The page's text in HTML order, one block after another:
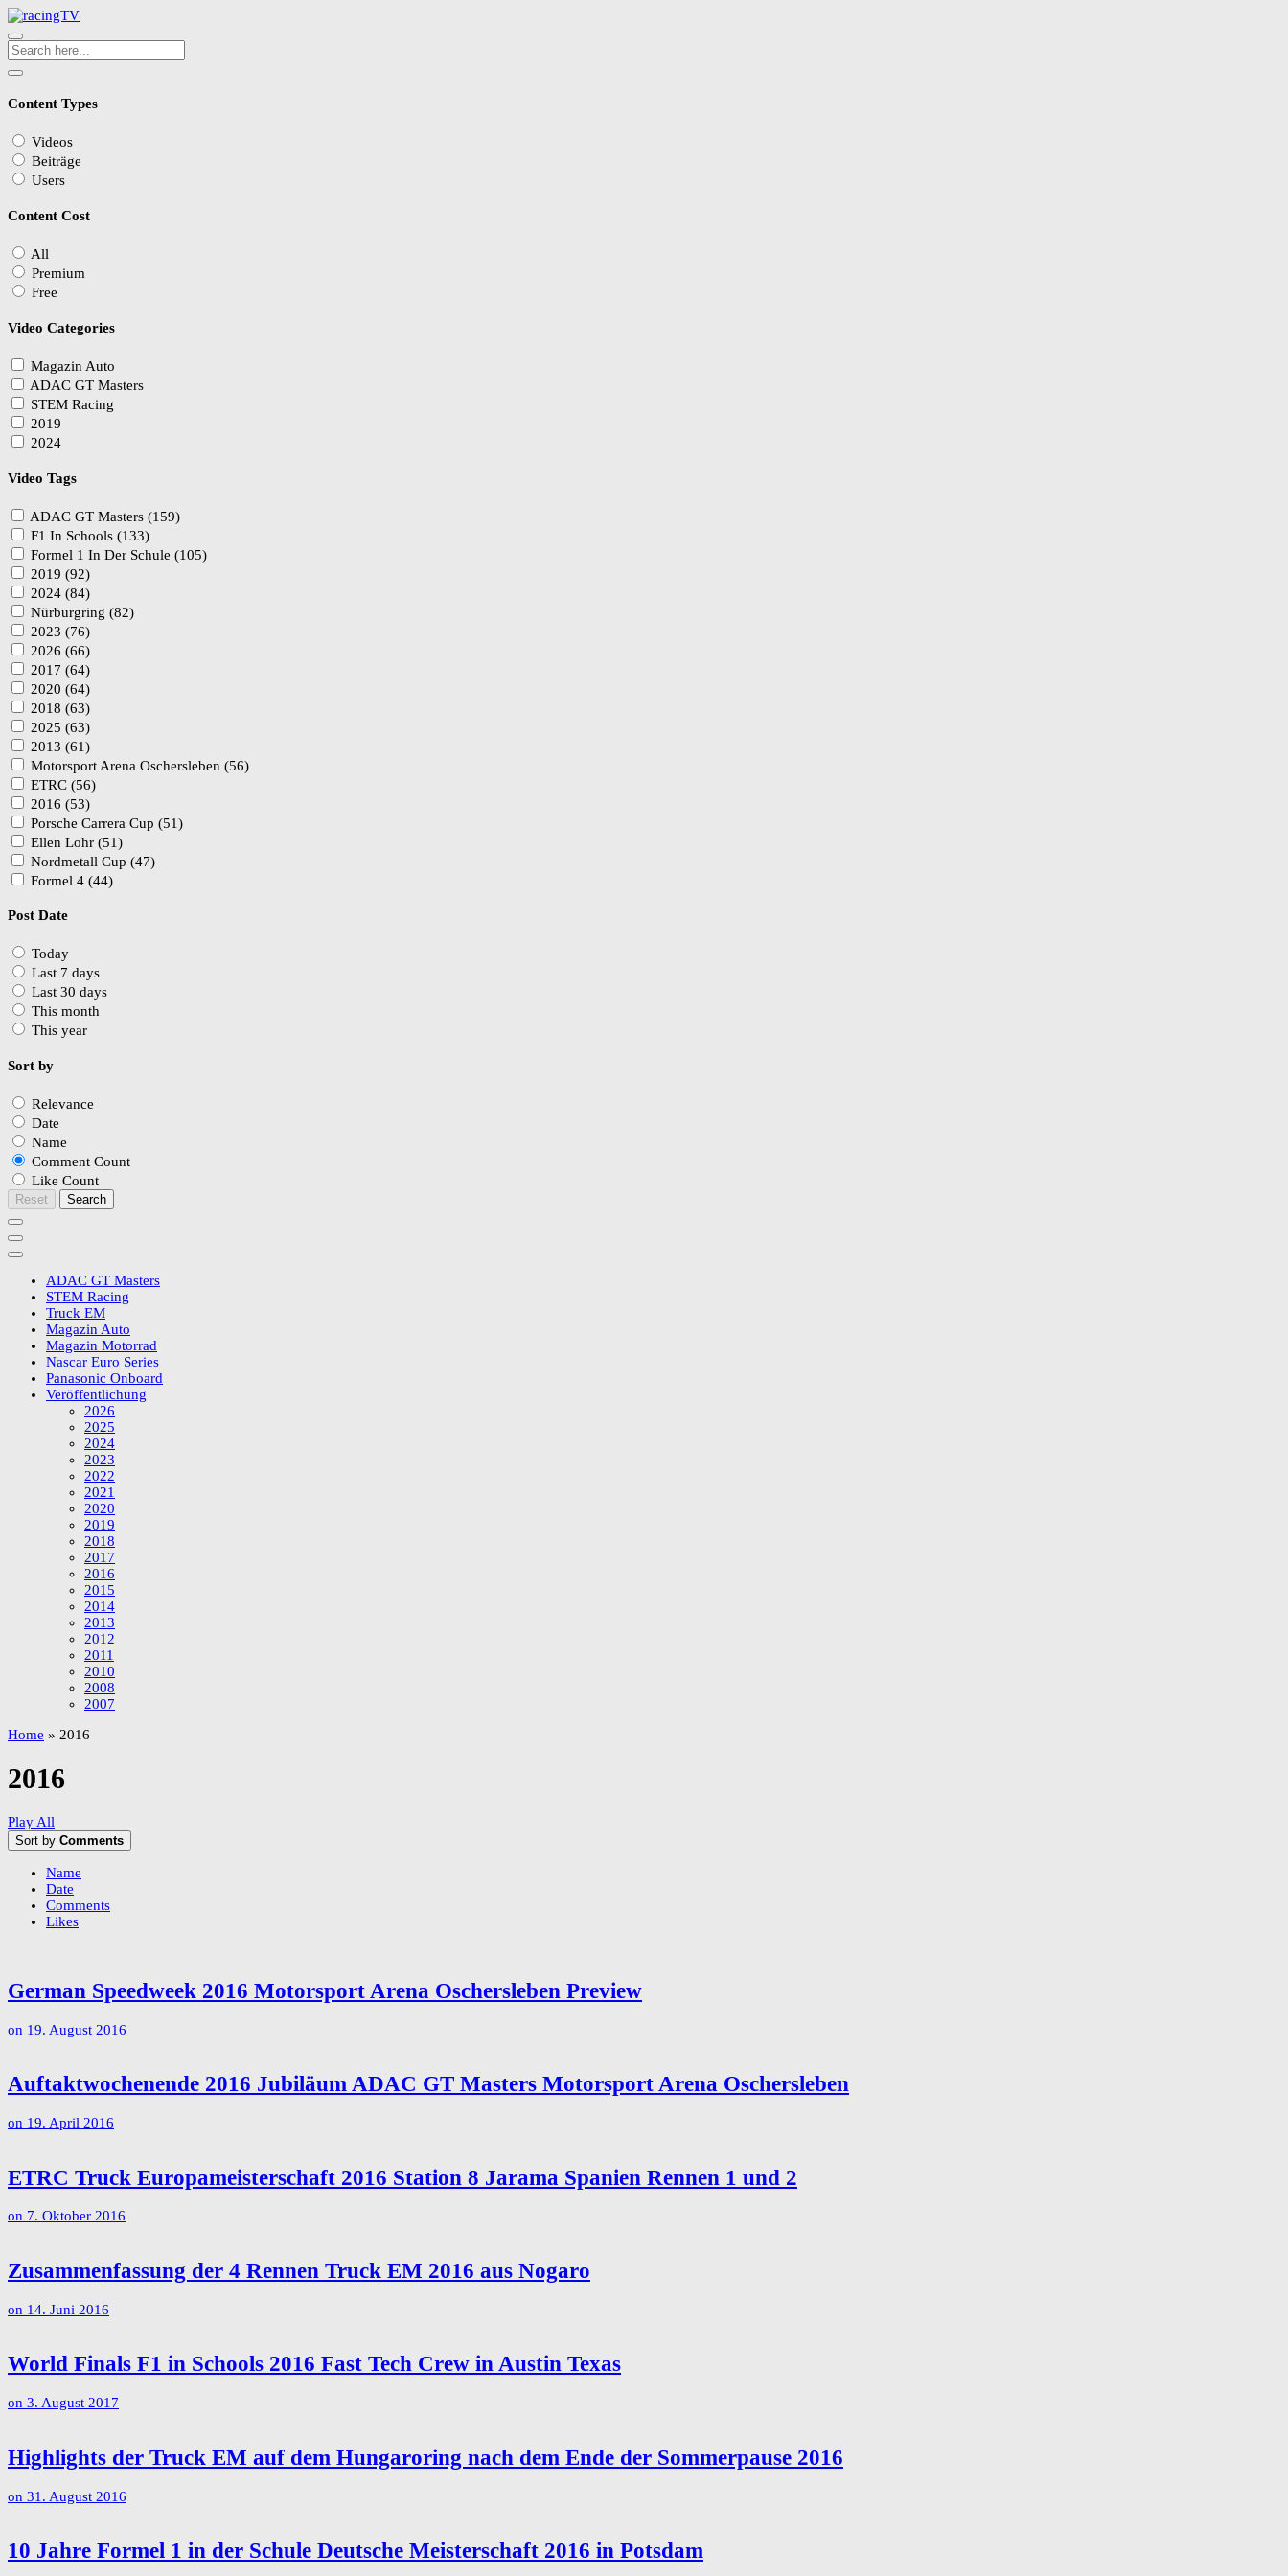
Content Types
Videos
Beiträge
Users
Content Cost
All
Premium
Free
Video Categories
Magazin Auto
ADAC GT Masters
STEM Racing
2019
2024
Video Tags
ADAC GT Masters (159)
F1 In Schools (133)
Formel 1 In Der Schule (105)
2019 (92)
2024 (84)
Nürburgring (82)
2023 (76)
2026 (66)
2017 (64)
2020 (64)
2018 (63)
2025 (63)
2013 (61)
Motorsport Arena Oschersleben (56)
ETRC (56)
2016 (53)
Porsche Carrera Cup (51)
Ellen Lohr (51)
Nordmetall Cup (47)
Formel 4 (44)
Post Date
Today
Last 7 days
Last 30 days
This month
This year
Sort by
Relevance
Date
Name
Comment Count
Like Count
Reset Search
ADAC GT Masters
STEM Racing
Truck EM
Magazin Auto
Magazin Motorrad
Nascar Euro Series
Panasonic Onboard
Veröffentlichung
2026
2025
2024
2023
2022
2021
2020
2019
2018
2017
2016
2015
2014
2013
2012
2011
2010
2008
2007
Home » 2016
2016
Play All
Sort by Comments
Name
Date
Comments
Likes
German Speedweek 2016 Motorsport Arena Oschersleben Preview
on 19. August 2016
Auftaktwochenende 2016 Jubiläum ADAC GT Masters Motorsport Arena Oschersleben
on 19. April 2016
ETRC Truck Europameisterschaft 2016 Station 8 Jarama Spanien Rennen 1 und 2
on 7. Oktober 2016
Zusammenfassung der 4 Rennen Truck EM 2016 aus Nogaro
on 14. Juni 2016
World Finals F1 in Schools 2016 Fast Tech Crew in Austin Texas
on 3. August 2017
Highlights der Truck EM auf dem Hungaroring nach dem Ende der Sommerpause 2016
on 31. August 2016
10 Jahre Formel 1 in der Schule Deutsche Meisterschaft 2016 in Potsdam